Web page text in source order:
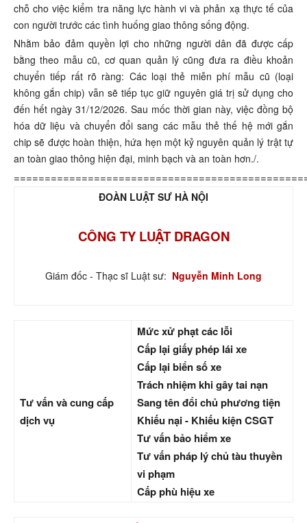
chỗ cho việc kiểm tra năng lực hành vi và phản xạ thực tế của
con người trước các tình huống giao thông sống động.
Nhằm bảo đảm quyền lợi cho những người dân đã được cấp
bằng theo mẫu cũ, cơ quan quản lý cũng đưa ra điều khoản
chuyển tiếp rất rõ ràng: Các loại thẻ miễn phí mẫu cũ (loại
không gắn chip) vẫn sẽ tiếp tục giữ nguyên giá trị sử dụng cho
đến hết ngày 31/12/2026. Sau mốc thời gian này, việc đồng bộ
hóa dữ liệu và chuyển đổi sang các mẫu thẻ thế hệ mới gắn
chip sẽ được hoàn thiện, hứa hẹn một kỷ nguyên quản lý trật tự
an toàn giao thông hiện đại, minh bạch và an toàn hơn./.
ĐOÀN LUẬT SƯ HÀ NỘI
CÔNG TY LUẬT DRAGON
Giám đốc - Thạc sĩ Luật sư: Nguyễn Minh Long
Tư vấn và cung cấp
dịch vụ
Mức xử phạt các lỗi
Cấp lại giấy phép lái xe
Cấp lại biển số xe
Trách nhiệm khi gây tai nạn
Sang tên đổi chủ phương tiện
Khiếu nại - Khiếu kiện CSGT
Tư vấn bảo hiểm xe
Tư vấn pháp lý chủ tàu thuyền
vi phạm
Cấp phù hiệu xe